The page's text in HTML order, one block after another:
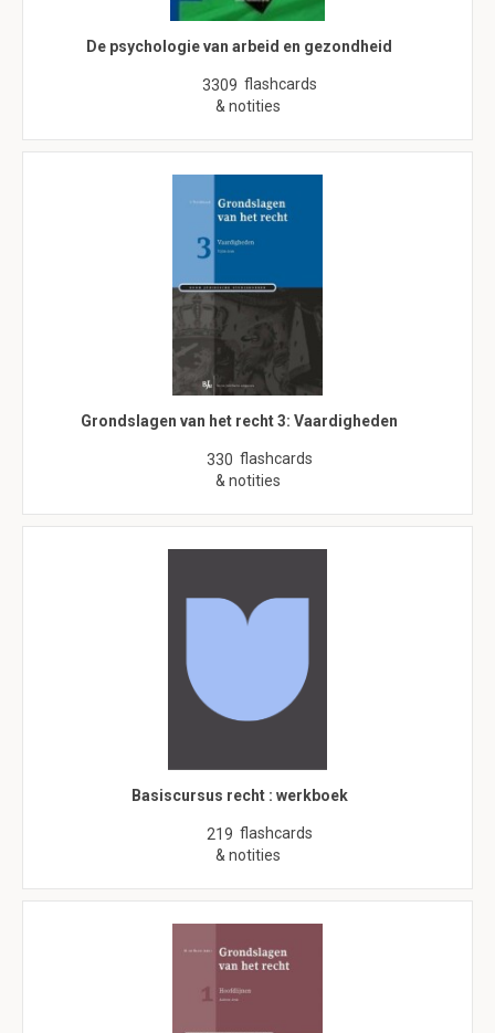
De psychologie van arbeid en gezondheid
3309 flashcards
& notities
Grondslagen van het recht 3: Vaardigheden
330 flashcards
& notities
Basiscursus recht : werkboek
219 flashcards
& notities